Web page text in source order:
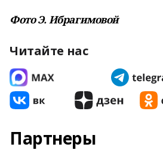
Фото Э. Ибрагимовой
Читайте нас
Партнеры